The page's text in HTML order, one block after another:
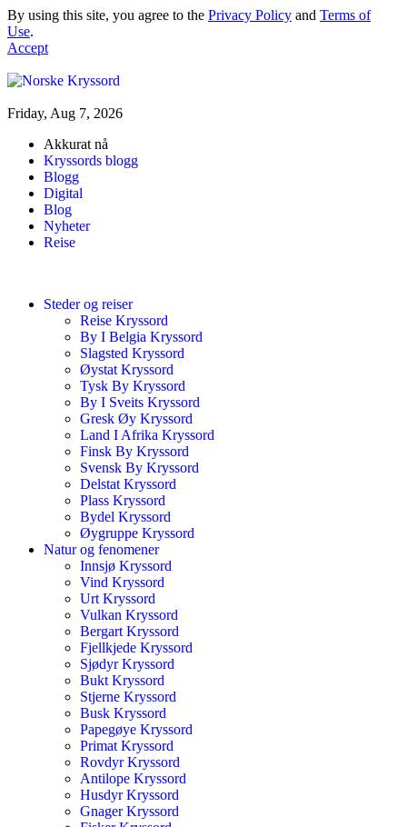
By using this site, you agree to the Privacy Policy and Terms of
Use.
Accept
Friday, Aug 7, 2026
Akkurat nå
Kryssords blogg
Blogg
Digital
Blog
Nyheter
Reise
Steder og reiser
Reise Kryssord
By I Belgia Kryssord
Slagsted Kryssord
Øystat Kryssord
Tysk By Kryssord
By I Sveits Kryssord
Gresk Øy Kryssord
Land I Afrika Kryssord
Finsk By Kryssord
Svensk By Kryssord
Delstat Kryssord
Plass Kryssord
Bydel Kryssord
Øygruppe Kryssord
Natur og fenomener
Innsjø Kryssord
Vind Kryssord
Urt Kryssord
Vulkan Kryssord
Bergart Kryssord
Fjellkjede Kryssord
Sjødyr Kryssord
Bukt Kryssord
Stjerne Kryssord
Busk Kryssord
Papegøye Kryssord
Primat Kryssord
Rovdyr Kryssord
Antilope Kryssord
Husdyr Kryssord
Gnager Kryssord